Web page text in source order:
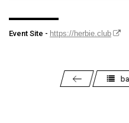
Event Site - https://herbie.club